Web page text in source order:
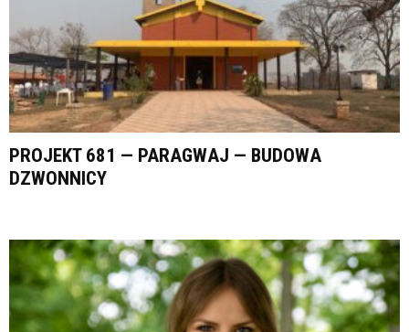
PROJEKT 681 — PARAGWAJ — BUDOWA
DZWONNICY